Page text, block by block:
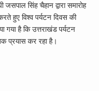
सिंह चैहान द्वारा समारोह
हुए विश्व पर्यटन दिवस की
गया है कि उत्तराखंड पर्यटन
प्रयास कर रहा है।